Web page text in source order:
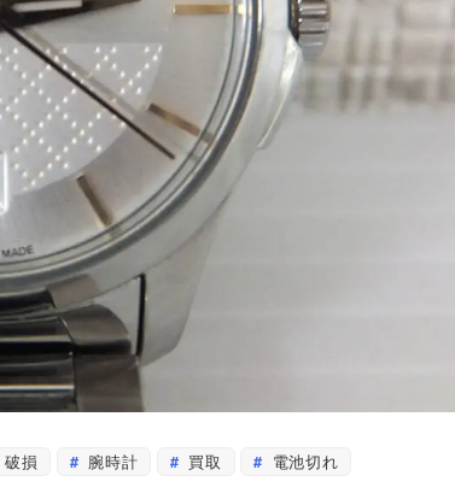
破損 腕時計 買取 電池切れ